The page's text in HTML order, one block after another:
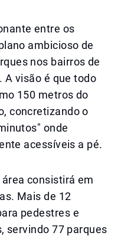
entre os
ambicioso de
nos bairros de
A visão é que todo
150 metros do
concretizando o
onde
acessíveis a pé.
consistirá em
Mais de 12
pedestres e
servindo 77 parques